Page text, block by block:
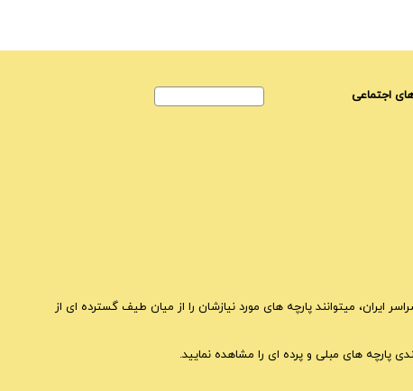
اجتماعی
ایران، میتوانند پارچه های مورد نیازشان را از میان طیف گسترده ای از
پارچه های مبلی و پرده ای را مشاهده نمایید.